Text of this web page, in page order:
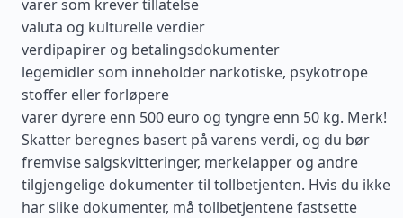
varer som krever tillatelse
valuta og kulturelle verdier
verdipapirer og betalingsdokumenter
legemidler som inneholder narkotiske, psykotrope
stoffer eller forløpere
varer dyrere enn 500 euro og tyngre enn 50 kg. Merk!
Skatter beregnes basert på varens verdi, og du bør
fremvise salgskvitteringer, merkelapper og andre
tilgjengelige dokumenter til tollbetjenten. Hvis du ikke
har slike dokumenter, må tollbetjentene fastsette